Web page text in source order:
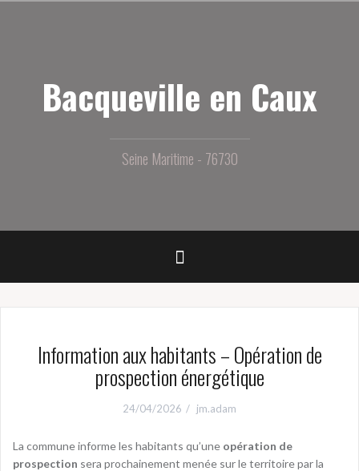
Bacqueville en Caux
Seine Maritime - 76730
Information aux habitants – Opération de
prospection énergétique
24/04/2026 jm.adam
La commune informe les habitants qu’une opération de
prospection sera prochainement menée sur le territoire par la